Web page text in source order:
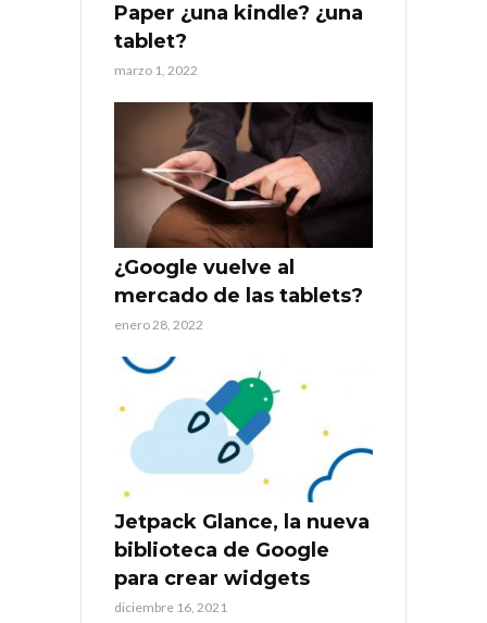
Paper ¿una kindle? ¿una
tablet?
marzo 1, 2022
¿Google vuelve al
mercado de las tablets?
enero 28, 2022
Jetpack Glance, la nueva
biblioteca de Google
para crear widgets
diciembre 16, 2021